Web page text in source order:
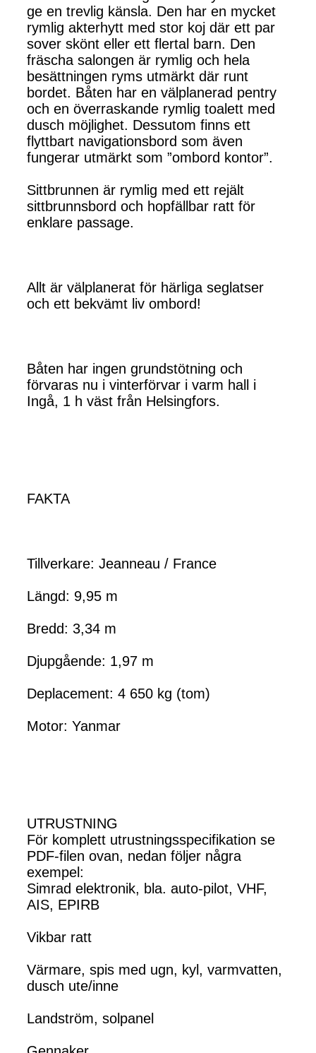
ge en trevlig känsla. Den har en mycket
rymlig akterhytt med stor koj där ett par
sover skönt eller ett flertal barn. Den
fräscha salongen är rymlig och hela
besättningen ryms utmärkt där runt
bordet. Båten har en välplanerad pentry
och en överraskande rymlig toalett med
dusch möjlighet. Dessutom finns ett
flyttbart navigationsbord som även
fungerar utmärkt som ”ombord kontor”.
Sittbrunnen är rymlig med ett rejält
sittbrunnsbord och hopfällbar ratt för
enklare passage.
Allt är välplanerat för härliga seglatser
och ett bekvämt liv ombord!
Båten har ingen grundstötning och
förvaras nu i vinterförvar i varm hall i
Ingå, 1 h väst från Helsingfors.
FAKTA
Tillverkare: Jeanneau / France
Längd: 9,95 m
Bredd: 3,34 m
Djupgående: 1,97 m
Deplacement: 4 650 kg (tom)
Motor: Yanmar
UTRUSTNING
För komplett utrustningsspecifikation se
PDF-filen ovan, nedan följer några
exempel:
Simrad elektronik, bla. auto-pilot, VHF,
AIS, EPIRB
Vikbar ratt
Värmare, spis med ugn, kyl, varmvatten,
dusch ute/inne
Landström, solpanel